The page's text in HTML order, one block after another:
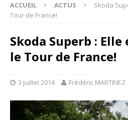
ACCUEIL ACTUS
Skoda
Tour de France!
Skoda Superb :
le Tour de France!
3 juillet 2014 Frédéric MARTINEZ